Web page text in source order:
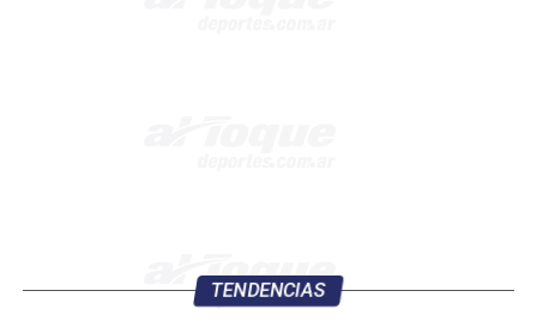
TENDENCIAS